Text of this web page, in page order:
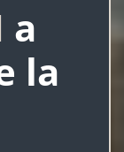
a
la